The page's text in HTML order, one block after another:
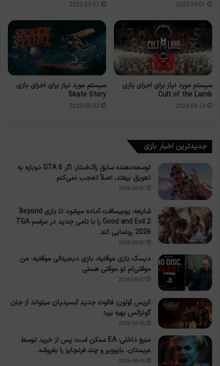
2022-10-01
2022-09-27
سیستم مورد نیاز برای اجرای بازی
Cult of the Lamb
2022-09-23
سیستم مورد نیاز برای اجرای بازی
Skate Story
2022-08-02
جدیدترین اخبار بازی
توسعه‌دهنده سابق راک‌استار: اگر GTA 6 دوباره به
تعویق بیفتد، اصلاً تعجب نمی‌کنم
2026-08-07
شایعه: یوبیسافت آماده میشود تا بازی Beyond
Good and Evil 2 را با نامی جدید در مراسم TGA
2026 رونمایی کند
2026-08-07
دیسک بازی موقتیه، بازی دیجیتالی موقتیه، من
موقتی‌ام تو موقتی هستی
2026-08-07
کریس آولون: فالوت جدید آبسیدیان میتواند از جان
گونزالس بهره ببرد
2026-08-06
منبع داخلی: EA ممکن است پس از خرید توسط
عربستان، بایوویر و چند فرنچایز را بفروشد
2026-08-06